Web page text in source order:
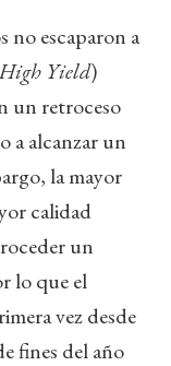
no escaparon a
High Yield)
un retroceso
a alcanzar un
la mayor
calidad
un
lo que el
vez desde
fines del año